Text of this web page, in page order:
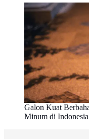
Galon Kuat
Minum di